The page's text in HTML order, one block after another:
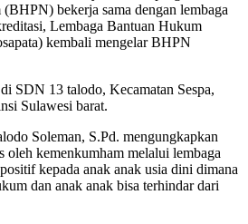
bekerja sama dengan lembaga
Lembaga Bantuan Hukum
kembali mengelar BHPN
SDN 13 talodo, Kecamatan Sespa,
Sulawesi barat.
Soleman, S.Pd. mengungkapkan
oleh kemenkumham melalui lembaga
kepada anak anak usia dini dimana
dan anak anak bisa terhindar dari